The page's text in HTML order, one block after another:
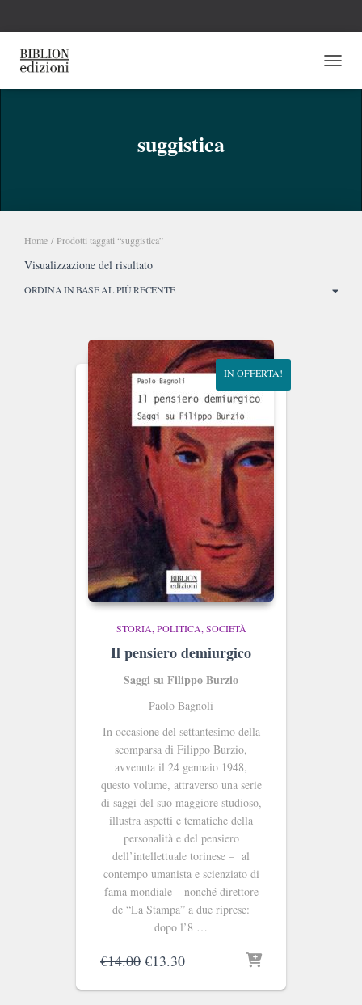
suggistica
Home / Prodotti taggati “suggistica”
Visualizzazione del risultato
IN OFFERTA!
STORIA, POLITICA, SOCIETÀ
Il pensiero demiurgico
Saggi su Filippo Burzio
Paolo Bagnoli
In occasione del settantesimo della
scomparsa di Filippo Burzio,
avvenuta il 24 gennaio 1948,
questo volume, attraverso una serie
di saggi del suo maggiore studioso,
illustra aspetti e tematiche della
personalità e del pensiero
dell’intellettuale torinese – al
contempo umanista e scienziato di
fama mondiale – nonché direttore
de “La Stampa” a due riprese:
dopo l’8 …
€14.00 Il
originale
€13.30Il
attuale